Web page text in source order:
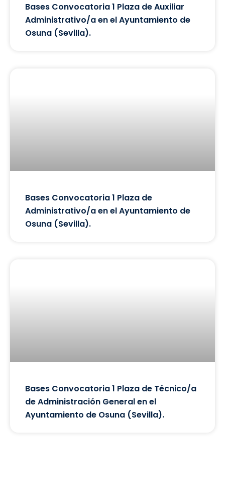
Bases Convocatoria 1 Plaza de Auxiliar
Administrativo/a en el Ayuntamiento de
Osuna (Sevilla).
Bases Convocatoria 1 Plaza de
Administrativo/a en el Ayuntamiento de
Osuna (Sevilla).
Bases Convocatoria 1 Plaza de Técnico/a
de Administración General en el
Ayuntamiento de Osuna (Sevilla).